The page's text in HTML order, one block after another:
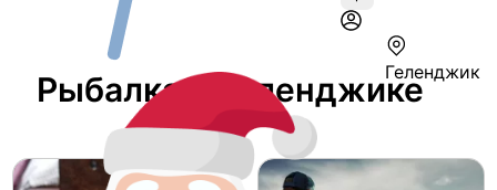
Геленджик
Рыбалка В Геленджике